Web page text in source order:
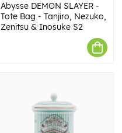
Abysse DEMON SLAYER -
Tote Bag - Tanjiro, Nezuko,
Zenitsu & Inosuke S2